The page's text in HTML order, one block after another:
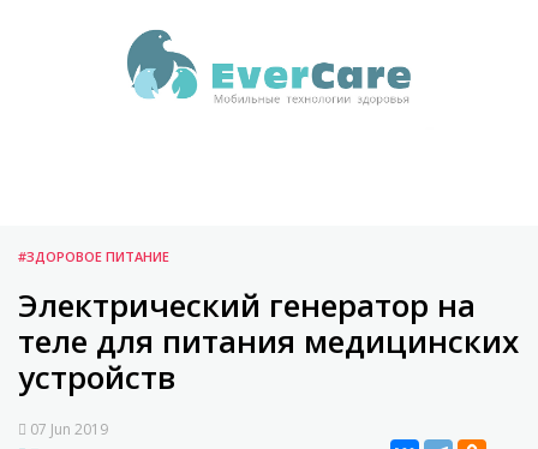
#ЗДОРОВОЕ ПИТАНИЕ
Электрический генератор на
теле для питания медицинских
устройств
07 Jun 2019